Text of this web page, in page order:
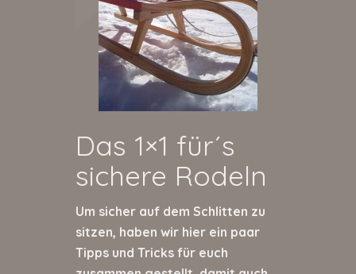
Das 1×1 für´s
sichere Rodeln
Um sicher auf dem Schlitten zu
sitzen, haben wir hier ein paar
Tipps und Tricks für euch